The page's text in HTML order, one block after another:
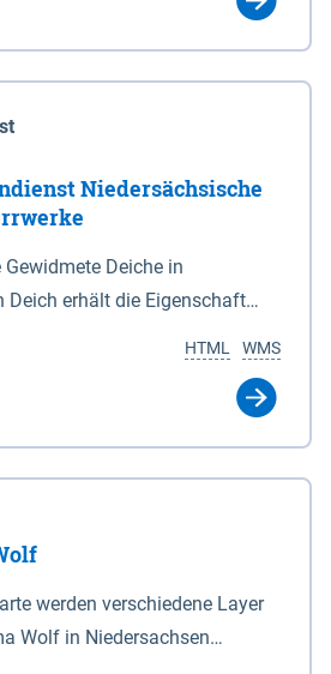
Niedersächsische
Deiche in
Deich erhält die Eigenschaft
Verordnung ausspricht. Für
in Tidegewässern, die dem
vor erhöhten Tiden, vor allem
bestimmt sind (§2 Abs.3
WMS
HTML
werden verschiedene Layer
Wolf in Niedersachsen